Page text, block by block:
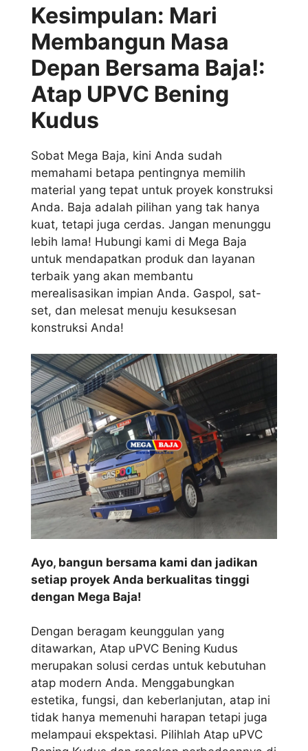
Kesimpulan: Mari
Membangun Masa
Depan Bersama Baja!:
Atap UPVC Bening
Kudus
Sobat Mega Baja, kini Anda sudah
memahami betapa pentingnya memilih
material yang tepat untuk proyek konstruksi
Anda. Baja adalah pilihan yang tak hanya
kuat, tetapi juga cerdas. Jangan menunggu
lebih lama! Hubungi kami di Mega Baja
untuk mendapatkan produk dan layanan
terbaik yang akan membantu
merealisasikan impian Anda. Gaspol, sat-
set, dan melesat menuju kesuksesan
konstruksi Anda!
Ayo, bangun bersama kami dan jadikan
setiap proyek Anda berkualitas tinggi
dengan Mega Baja!
Dengan beragam keunggulan yang
ditawarkan, Atap uPVC Bening Kudus
merupakan solusi cerdas untuk kebutuhan
atap modern Anda. Menggabungkan
estetika, fungsi, dan keberlanjutan, atap ini
tidak hanya memenuhi harapan tetapi juga
melampaui ekspektasi. Pilihlah Atap uPVC